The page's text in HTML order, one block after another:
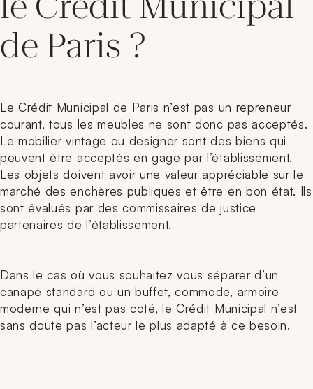
de Paris ?
Le Crédit Municipal de Paris n’est pas un repreneur
courant, tous les meubles ne sont donc pas acceptés.
Le mobilier vintage ou designer sont des biens qui
peuvent être acceptés en gage par l’établissement.
Les objets doivent avoir une valeur appréciable sur le
marché des enchères publiques et être en bon état. Ils
sont évalués par des commissaires de justice
partenaires de l’établissement.
Dans le cas où vous souhaitez vous séparer d’un
canapé standard ou un buffet, commode, armoire
moderne qui n’est pas coté, le Crédit Municipal n’est
sans doute pas l’acteur le plus adapté à ce besoin.